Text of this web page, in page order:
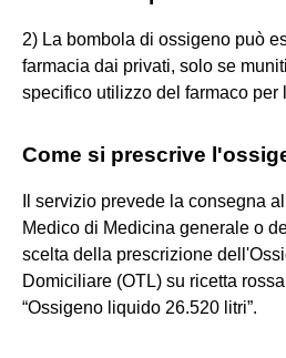
2) La bombola di ossigeno può
farmacia dai privati, solo se
specifico utilizzo del farmaco per
Come si prescrive
Il servizio prevede la consegna
Medico di Medicina generale o
scelta della prescrizione
Domiciliare (OTL) su ricetta
“Ossigeno liquido 26.520 litri”.